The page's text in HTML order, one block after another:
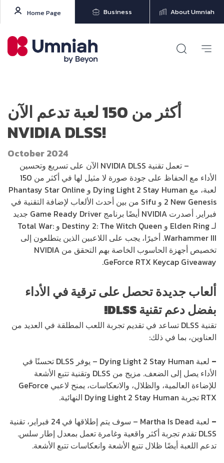
Home Page Business About Umniah
أكثر من 150 لعبة تدعم الآن
NVIDIA DLSS!
October 2024
– تعمل تقنية NVIDIA DLSS الآن على تسريع وتحسين
الأداء مع الحفاظ على جودة صورة لا مثيل لها في أكثر من 150
لعبة، مع Dying Light 2 Stay Human و Phantasy Star Online
2 New Genesis و Sifu من بين أحدث الألعاب لإضافة التقنية في
فبراير. أصدرت NVIDIA أيضًا برنامج Game Ready Driver جديد
لـ Elden Ring و Destiny 2: The Witch Queen و Total War:
Warhammer III. أخيرًا، يجب على اللاعبين الذين يتطلعون إلى
تخصيص أجهزة الحاسوب الخاصة بهم التحقق من NVIDIA
GeForce RTX Keycap Giveaway.
ألعاب جديدة تحصل على ترقية في الأداء
بفضل دعم تقنيةDLSS
!
تقنية DLSS تساعد في تقديم تجربة اللعب المطلقة في العديد من
العناوين، بما في ذلك:
–
لعبة Dying Light 2 Stay Human – يوفر DLSS تحسنًا في
الأداء يصل إلى الضعف. مزيج من DLSS وتقنية تتبع الأشعة
للإضاءة العالمية، والظلال، والانعكاسات، يمنح لاعبي GeForce
RTX تجربة Dying Light 2 Stay Human النهائية.
–
لعبة Martha Is Dead – سوف يتم إطلاقها في 24 فبراير، تقنية
DLSS تقدم تجربة أكثر واقعية وغامرة تعمل بمعدل إطار سلس.
تدعم اللعبة أيضًا ظلال تتبع الأشعة وانعكاسات تتبع الأشعة.